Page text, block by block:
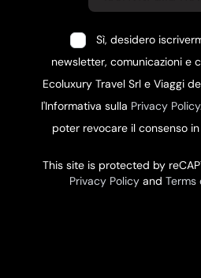
Sì, desidero
newsletter, comunicazioni e
Ecoluxury Travel Srl e Viaggi
l'Informativa sulla Privacy Policy
poter revocare il consenso
This site is protected by
Privacy Policyand Terms